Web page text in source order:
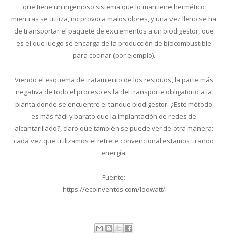
que tiene un ingenioso sistema que lo mantiene hermético
mientras se utiliza, no provoca malos olores, y una vez lleno se ha
de transportar el paquete de excrementos a un biodigestor, que
es el que luego se encarga de la producción de biocombustible
para cocinar (por ejemplo).
Viendo el esquema de tratamiento de los residuos, la parte más
negativa de todo el proceso es la del transporte obligatorio a la
planta donde se encuentre el tanque biodigestor. ¿Este método
es más fácil y barato que la implantación de redes de
alcantarillado?, claro que también se puede ver de otra manera:
cada vez que utilizamos el retrete convencional estamos tirando
energía.
Fuente:
https://ecoinventos.com/loowatt/